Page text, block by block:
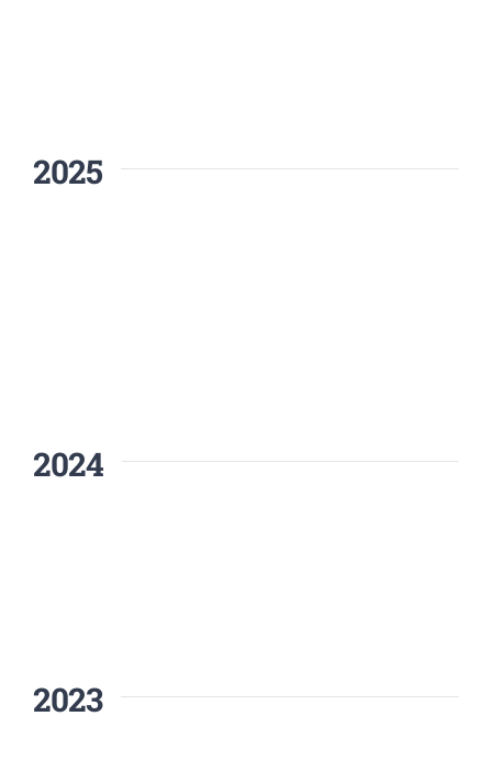
2025
2024
2023